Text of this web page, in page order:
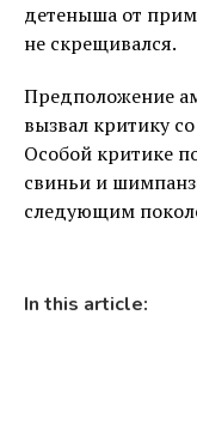
детеныша от
не скрещивался.
Предположение
вызвал критику
Особой критике
свиньи и
следующим
In this article: